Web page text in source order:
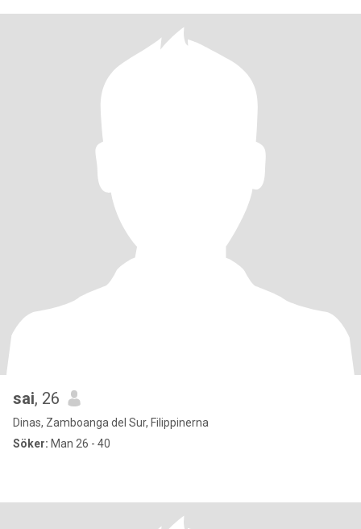
sai, 26
Dinas, Zamboanga del Sur, Filippinerna
Söker: Man 26 - 40